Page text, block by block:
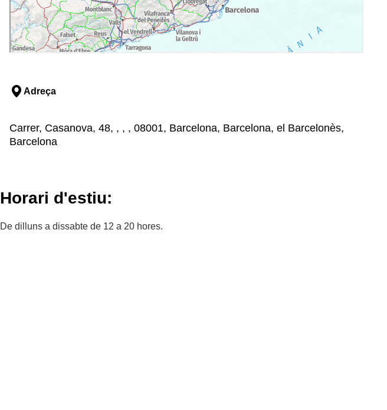
Adreça
Carrer, Casanova, 48, , , , 08001, Barcelona, Barcelona, el Barcelonès,
Barcelona
Horari d'estiu:
De dilluns a dissabte de 12 a 20 hores.